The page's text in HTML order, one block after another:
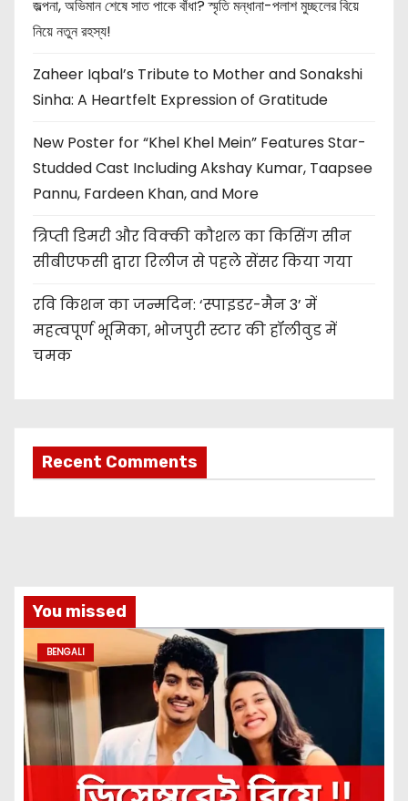
জল্পনা, অভিমান শেষে সাত পাকে বাঁধা? স্মৃতি মন্ধানা-পলাশ মুচ্ছলের বিয়ে
নিয়ে নতুন রহস্য!
Zaheer Iqbal’s Tribute to Mother and Sonakshi
Sinha: A Heartfelt Expression of Gratitude
New Poster for “Khel Khel Mein” Features Star-
Studded Cast Including Akshay Kumar, Taapsee
Pannu, Fardeen Khan, and More
त्रिप्ती डिमरी और विक्की कौशल का किसिंग सीन
सीबीएफसी द्वारा रिलीज से पहले सेंसर किया गया
रवि किशन का जन्मदिन: ‘स्पाइडर-मैन 3’ में
महत्वपूर्ण भूमिका, भोजपुरी स्टार की हॉलीवुड में
चमक
Recent Comments
You missed
BENGALI